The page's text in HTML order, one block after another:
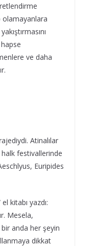
olamayanlara
ve daha
Atinalılar
festivallerinde
Euripides
kitabı yazdı:
Mesela,
anda her şeyin
dikkat